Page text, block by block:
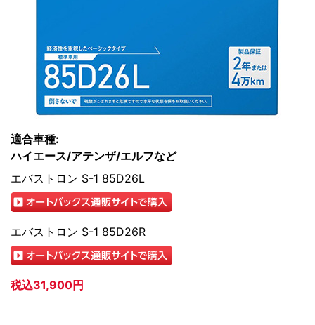
適合車種:
ハイエース/アテンザ/エルフなど
エバストロン S-1 85D26L
エバストロン S-1 85D26R
税込31,900円